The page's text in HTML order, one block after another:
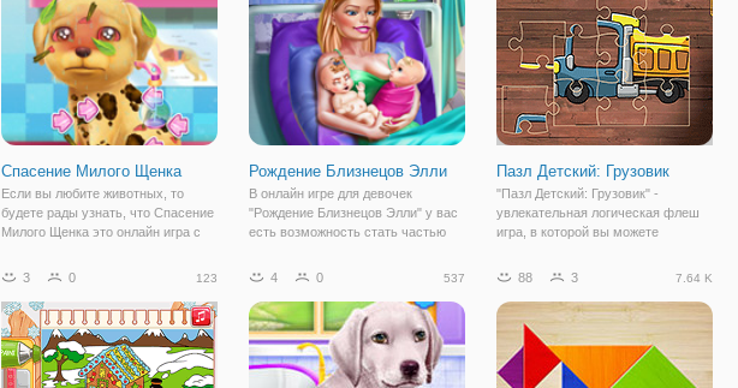
отпереть
"Прививка Для Малышки" Леди Баг
отведёт свою
улучшить память. В
Спасение Милого Щенка
Если вы любите животных, то
будете рады узнать, что Спасение
Милого Щенка это онлайн игра с
приютила его к себе и теперь
Секрет хорошего ухода за
питомцем - это
Рождение Близнецов Элли
В онлайн игре для девочек
"Рождение Близнецов Элли" у вас
есть возможность стать частью
близнецов. Вы будете ухаживать
ведь она ждет двойню. Игроку
нужно
Пазл Детский: Грузовик
"Пазл Детский: Грузовик" -
увлекательная логическая флеш
игра, в которой вы можете
минут. Она представляет собой
в которой вам нужно собрать
картинку с
3 0 123 4 0 537 88 3 7.64 K